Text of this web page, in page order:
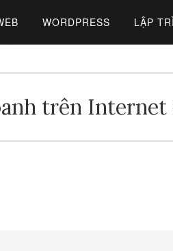
WORDPRESS LẬP
trên